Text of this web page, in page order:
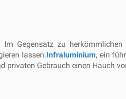
Gegensatz zu
lassen.Infraluminium, ein
privaten Gebrauch einen Hauch